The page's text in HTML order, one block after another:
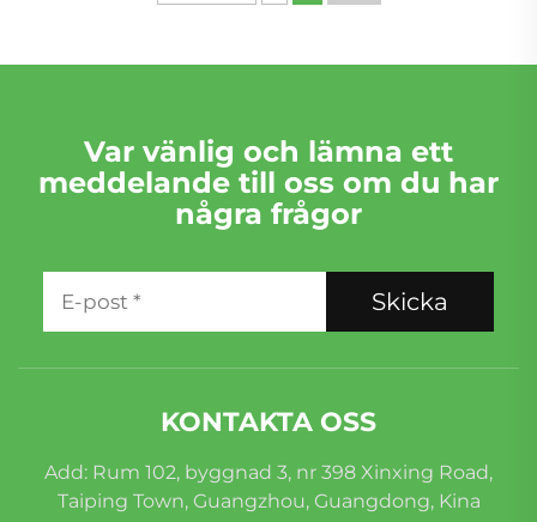
Var vänlig och lämna ett
meddelande till oss om du har
några frågor
Skicka
KONTAKTA OSS
Add: Rum 102, byggnad 3, nr 398 Xinxing Road,
Taiping Town, Guangzhou, Guangdong, Kina